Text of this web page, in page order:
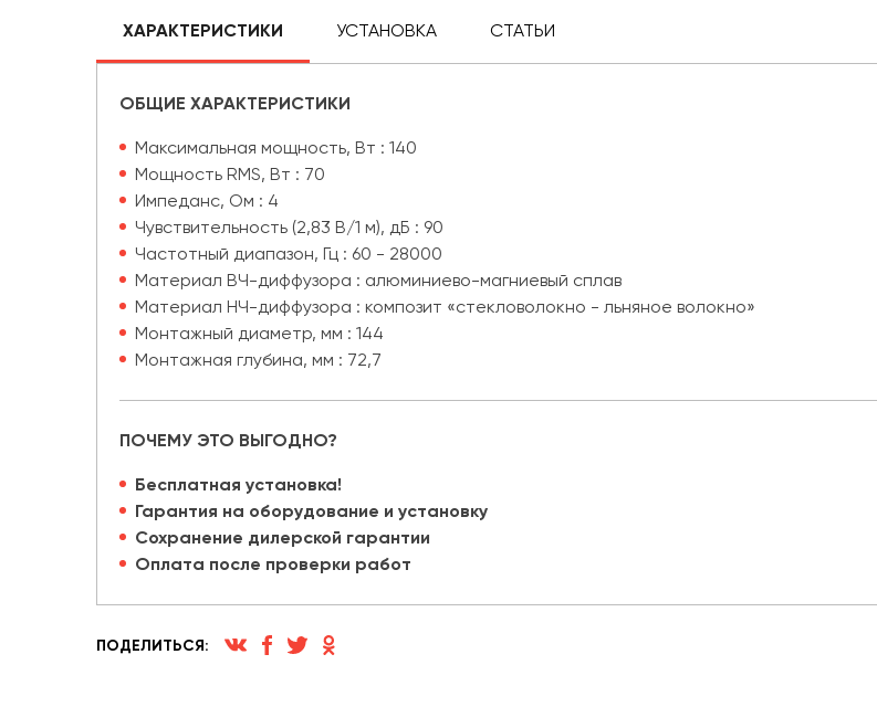
ХАРАКТЕРИСТИКИ УСТАНОВКА СТАТЬИ
ОБЩИЕ ХАРАКТЕРИСТИКИ
Максимальная мощность, Вт : 140
Мощность RMS, Вт : 70
Импеданс, Ом : 4
Чувствительность (2,83 В/1 м), дБ : 90
Частотный диапазон, Гц : 60 - 28000
Материал ВЧ-диффузора : алюминиево-магниевый сплав
Материал НЧ-диффузора : композит «стекловолокно - льняное волокно»
Монтажный диаметр, мм : 144
Монтажная глубина, мм : 72,7
ПОЧЕМУ ЭТО ВЫГОДНО?
Бесплатная установка!
Гарантия на оборудование и установку
Сохранение дилерской гарантии
Оплата после проверки работ
ПОДЕЛИТЬСЯ: